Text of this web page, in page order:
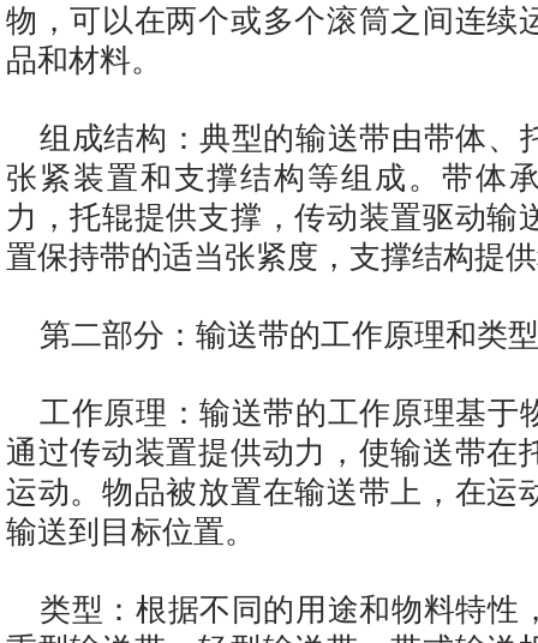
物，可以在两个或多个滚筒之间连续
品和材料。
组成结构：典型的输送带由带体、
张紧装置和支撑结构等组成。带体
力，托辊提供支撑，传动装置驱动输
置保持带的适当张紧度，支撑结构提
第二部分：输送带的工作原理和类型
工作原理：输送带的工作原理基于
通过传动装置提供动力，使输送带在
运动。物品被放置在输送带上，在运
输送到目标位置。
类型：根据不同的用途和物料特性